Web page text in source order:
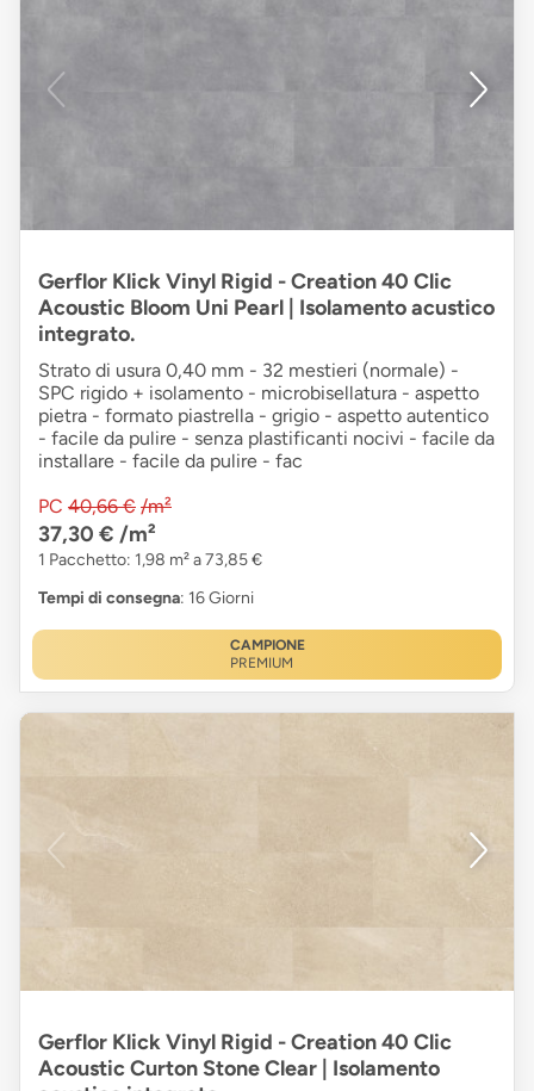
Gerflor Klick Vinyl Rigid - Creation 40 Clic
Acoustic Bloom Uni Pearl | Isolamento acustico
integrato.
Strato di usura 0,40 mm - 32 mestieri (normale) -
SPC rigido + isolamento - microbisellatura - aspetto
pietra - formato piastrella - grigio - aspetto autentico
- facile da pulire - senza plastificanti nocivi - facile da
installare - facile da pulire - fac
PC 40,66 € /m²
37,30 € /m²
1 Pacchetto: 1,98 m² a 73,85 €
Tempi di consegna: 16 Giorni
CAMPIONE
PREMIUM
Gerflor Klick Vinyl Rigid - Creation 40 Clic
Acoustic Curton Stone Clear | Isolamento